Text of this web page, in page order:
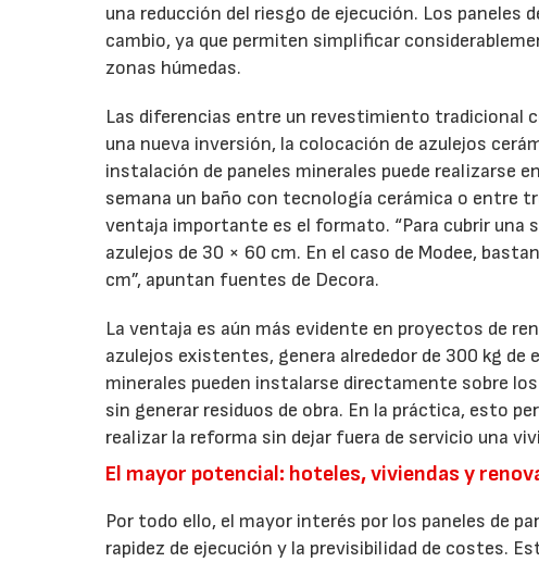
una reducción del riesgo de ejecución. Los paneles
cambio, ya que permiten simplificar
zonas húmedas.
Las diferencias entre un revestimiento tradicional
una nueva inversión, la colocación de azulejos
instalación de paneles minerales puede realizarse
semana un baño con tecnología cerámica o entre
ventaja importante es el formato. “Para cubrir una
azulejos de 30 × 60 cm. En el caso de Modee,
cm”, apuntan fuentes de Decora.
La ventaja es aún más evidente en proyectos de
azulejos existentes, genera alrededor de 300 kg
minerales pueden instalarse directamente sobre
sin generar residuos de obra. En la práctica, esto
realizar la reforma sin dejar fuera de servicio una
El mayor potencial: hoteles, viviendas y
Por todo ello, el mayor interés por los paneles de
rapidez de ejecución y la previsibilidad de costes.